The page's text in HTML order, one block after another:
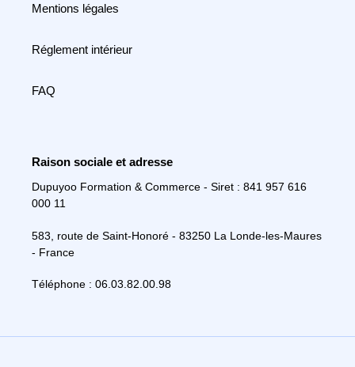
Mentions légales
Réglement intérieur
FAQ
Raison sociale et adresse
Dupuyoo Formation & Commerce - Siret : 841 957 616
000 11
583, route de Saint-Honoré - 83250 La Londe-les-Maures
- France
Téléphone : 06.03.82.00.98